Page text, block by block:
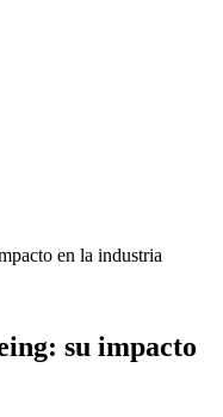
en la industria
su impacto